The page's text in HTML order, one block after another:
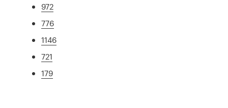
972
776
1146
721
179